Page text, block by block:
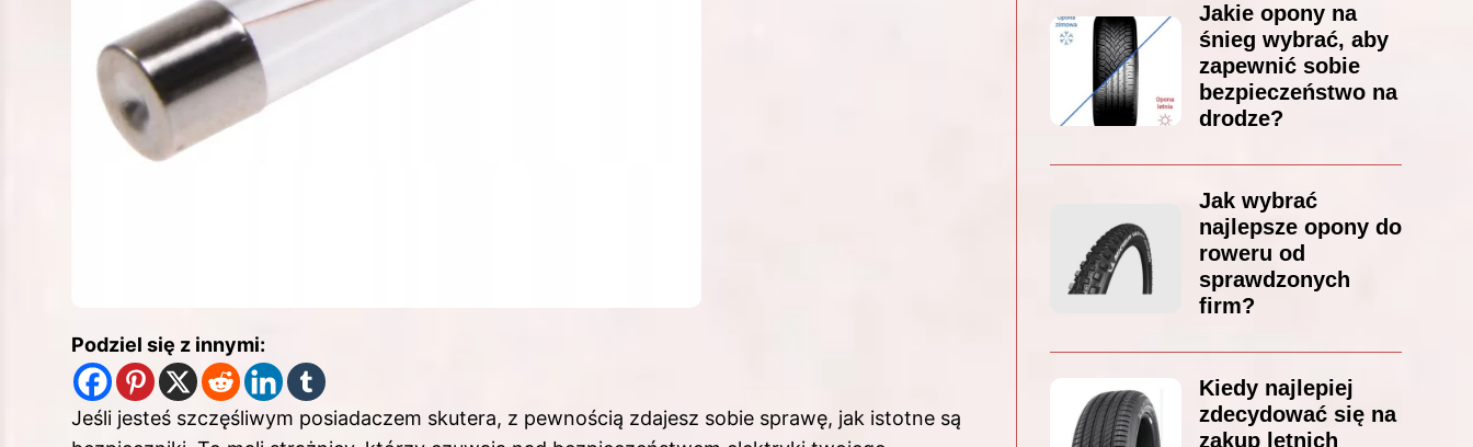
Podziel się z innymi:
Jeśli jesteś szczęśliwym posiadaczem skutera, z pewnością zdajesz sobie sprawę, jak istotne są
Jakie opony na
śnieg wybrać, aby
zapewnić sobie
bezpieczeństwo na
drodze?
Jak wybrać
najlepsze opony do
roweru od
sprawdzonych
firm?
Kiedy najlepiej
zdecydować się na
zakup letnich